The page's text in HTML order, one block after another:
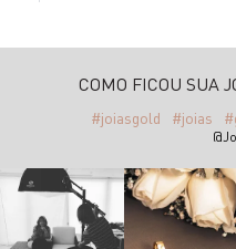
COMO FICOU SUA
#joiasgold #joias